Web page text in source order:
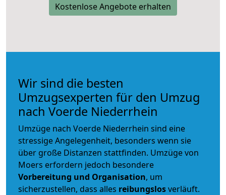
Kostenlose Angebote erhalten
Wir sind die besten
Umzugsexperten für den Umzug
nach Voerde Niederrhein
Umzüge nach Voerde Niederrhein sind eine
stressige Angelegenheit, besonders wenn sie
über große Distanzen stattfinden. Umzüge von
Moers erfordern jedoch besondere
Vorbereitung und Organisation, um
sicherzustellen, dass alles reibungslosverläuft.